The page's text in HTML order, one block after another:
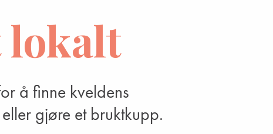
lokalt
å finne kveldens
gjøre et bruktkupp.